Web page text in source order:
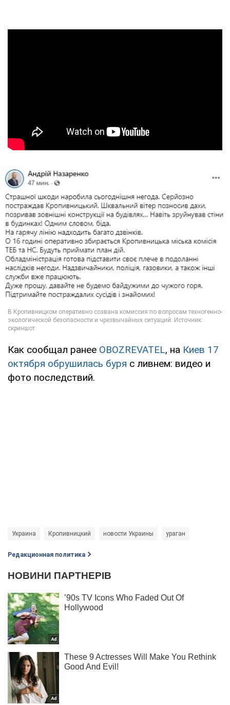
Как сообщал ранее OBOZREVATEL, на Киев 17
октября обрушилась буря с ливнем: видео и
фото последствий.
Украина Кропивницкий новости Украины ураган
Редакционная политика